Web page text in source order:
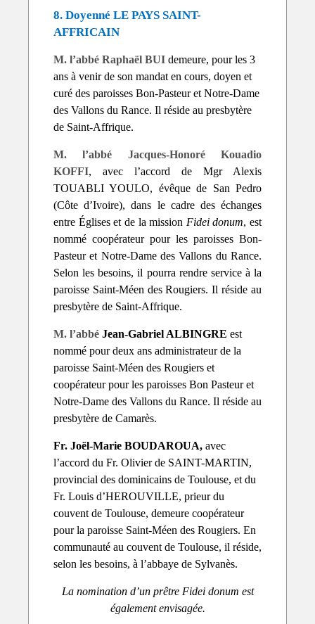
8. Doyenné LE PAYS SAINT-
AFFRICAIN
M. l’abbé Raphaël BUI demeure, pour les 3
ans à venir de son mandat en cours, doyen et
curé des paroisses Bon-Pasteur et Notre-Dame
des Vallons du Rance. Il réside au presbytère
de Saint-Affrique.
M. l’abbé Jacques-Honoré Kouadio
KOFFI, avec l’accord de Mgr Alexis
TOUABLI YOULO, évêque de San Pedro
(Côte d’Ivoire), dans le cadre des échanges
entre Églises et de la mission Fidei donum, est
nommé coopérateur pour les paroisses Bon-
Pasteur et Notre-Dame des Vallons du Rance.
Selon les besoins, il pourra rendre service à la
paroisse Saint-Méen des Rougiers. Il réside au
presbytère de Saint-Affrique.
M. l’abbé Jean-Gabriel ALBINGRE est
nommé pour deux ans administrateur de la
paroisse Saint-Méen des Rougiers et
coopérateur pour les paroisses Bon Pasteur et
Notre-Dame des Vallons du Rance. Il réside au
presbytère de Camarès.
Fr. Joël-Marie BOUDAROUA, avec
l’accord du Fr. Olivier de SAINT-MARTIN,
provincial des dominicains de Toulouse, et du
Fr. Louis d’HEROUVILLE, prieur du
couvent de Toulouse, demeure coopérateur
pour la paroisse Saint-Méen des Rougiers. En
communauté au couvent de Toulouse, il réside,
selon les besoins, à l’abbaye de Sylvanès.
La nomination d’un prêtre Fidei donum est
également envisagée.